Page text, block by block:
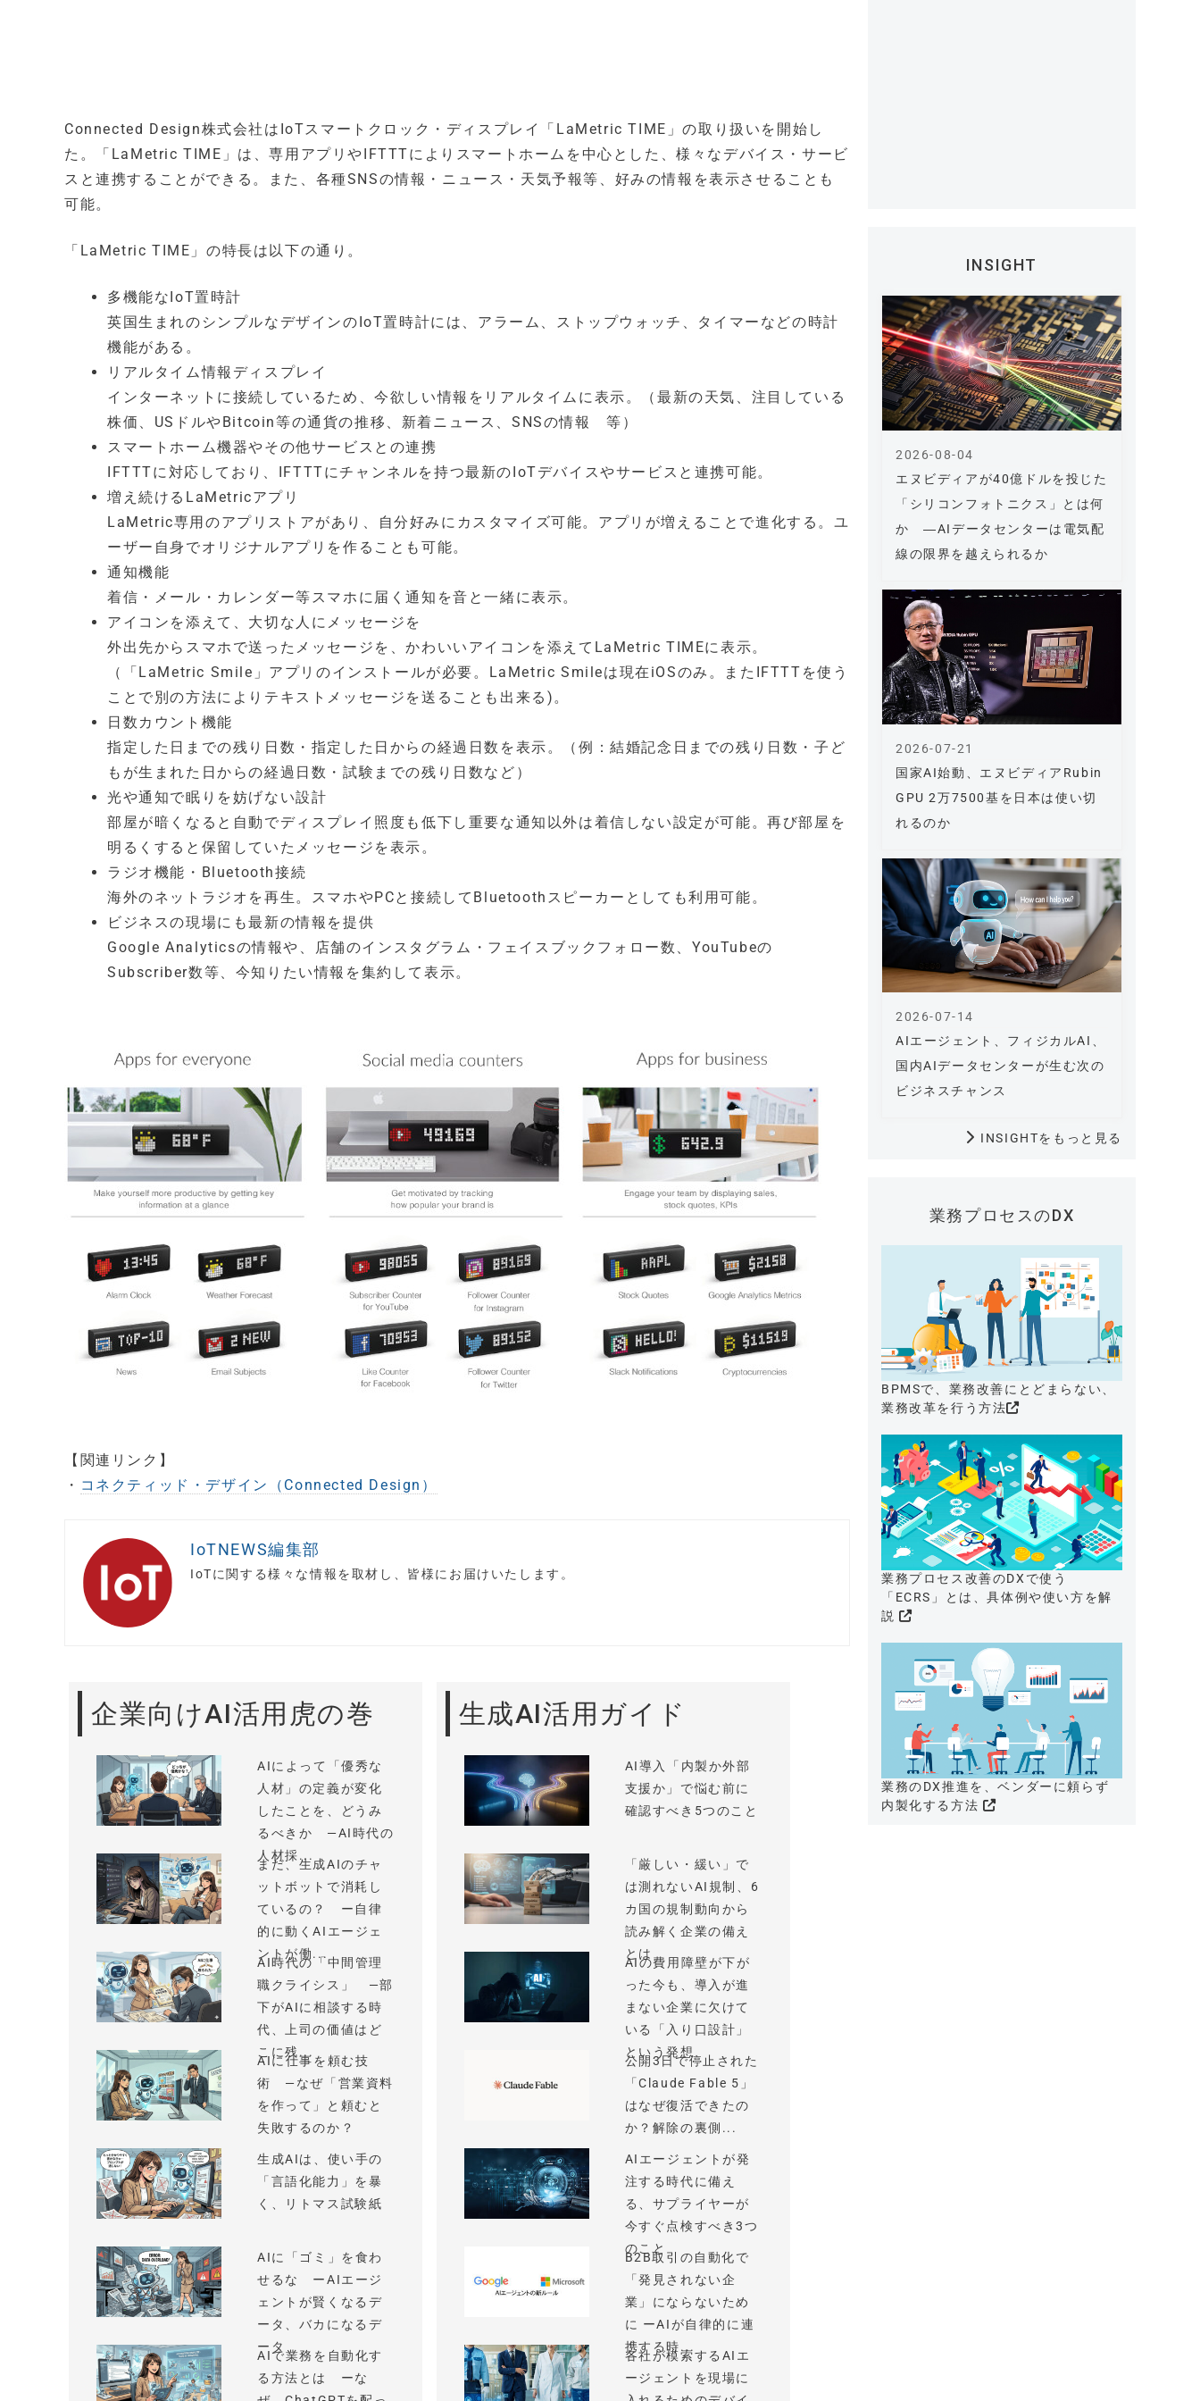
Connected Design株式会社はIoTスマートクロック・ディスプレイ「LaMetric TIME」の取り扱いを開始し
た。「LaMetric TIME」は、専用アプリやIFTTTによりスマートホームを中心とした、様々なデバイス・サービ
スと連携することができる。また、各種SNSの情報・ニュース・天気予報等、好みの情報を表示させることも
可能。
「LaMetric TIME」の特長は以下の通り。
多機能なIoT置時計
英国生まれのシンプルなデザインのIoT置時計には、アラーム、ストップウォッチ、タイマーなどの時計
機能がある。
リアルタイム情報ディスプレイ
インターネットに接続しているため、今欲しい情報をリアルタイムに表示。（最新の天気、注目している
株価、USドルやBitcoin等の通貨の推移、新着ニュース、SNSの情報 等）
スマートホーム機器やその他サービスとの連携
IFTTTに対応しており、IFTTTにチャンネルを持つ最新のIoTデバイスやサービスと連携可能。
増え続けるLaMetricアプリ
LaMetric専用のアプリストアがあり、自分好みにカスタマイズ可能。アプリが増えることで進化する。ユ
ーザー自身でオリジナルアプリを作ることも可能。
通知機能
着信・メール・カレンダー等スマホに届く通知を音と一緒に表示。
アイコンを添えて、大切な人にメッセージを
外出先からスマホで送ったメッセージを、かわいいアイコンを添えてLaMetric TIMEに表示。
（「LaMetric Smile」アプリのインストールが必要。LaMetric Smileは現在iOSのみ。またIFTTTを使う
ことで別の方法によりテキストメッセージを送ることも出来る)。
日数カウント機能
指定した日までの残り日数・指定した日からの経過日数を表示。（例：結婚記念日までの残り日数・子ど
もが生まれた日からの経過日数・試験までの残り日数など）
光や通知で眠りを妨げない設計
部屋が暗くなると自動でディスプレイ照度も低下し重要な通知以外は着信しない設定が可能。再び部屋を
明るくすると保留していたメッセージを表示。
ラジオ機能・Bluetooth接続
海外のネットラジオを再生。スマホやPCと接続してBluetoothスピーカーとしても利用可能。
ビジネスの現場にも最新の情報を提供
Google Analyticsの情報や、店舗のインスタグラム・フェイスブックフォロー数、YouTubeの
Subscriber数等、今知りたい情報を集約して表示。
【関連リンク】
・ コネクティッド・デザイン（Connected Design）
IoTNEWS編集部
IoTに関する様々な情報を取材し、皆様にお届けいたします。
企業向けAI活用虎の巻
AIによって「優秀な
人材」の定義が変化
したことを、どうみ
るべきか —AI時代の
人材採...
まだ、生成AIのチャ
ットボットで消耗し
ているの？ ー自律
的に動くAIエージェ
ントが働...
AI時代の「中間管理
職クライシス」 —部
下がAIに相談する時
代、上司の価値はど
こに残...
AIに仕事を頼む技
術 —なぜ「営業資料
を作って」と頼むと
失敗するのか？
生成AIは、使い手の
「言語化能力」を暴
く、リトマス試験紙
AIに「ゴミ」を食わ
せるな ーAIエージ
ェントが賢くなるデ
ータ、バカになるデ
ータ
AIで業務を自動化す
る方法とは ーな
生成AI活用ガイド
AI導入「内製か外部
支援か」で悩む前に
確認すべき5つのこと
「厳しい・緩い」で
は測れないAI規制、6
カ国の規制動向から
読み解く企業の備え
とは
AIの費用障壁が下が
った今も、導入が進
まない企業に欠けて
いる「入り口設計」
という発想
公開3日で停止された
「Claude Fable 5」
はなぜ復活できたの
か？解除の裏側...
AIエージェントが発
注する時代に備え
る、サプライヤーが
今すぐ点検すべき3つ
のこと
B2B取引の自動化で
「発見されない企
業」にならないため
に ーAIが自律的に連
携する時...
各社が模索するAIエ
ージェントを現場に
INSIGHT
エヌビディアが40億ドルを投じた
「シリコンフォトニクス」とは何
か ―AIデータセンターは電気配
線の限界を越えられるか
2026-08-04
国家AI始動、エヌビディアRubin
GPU 2万7500基を日本は使い切
れるのか
2026-07-21
AIエージェント、フィジカルAI、
国内AIデータセンターが生む次の
ビジネスチャンス
2026-07-14
INSIGHTをもっと見る
業務プロセスのDX
BPMSで、業務改善にとどまらない、
業務改革を行う方法
業務プロセス改善のDXで使う
「ECRS」とは、具体例や使い方を解
説
業務のDX推進を、ベンダーに頼らず
内製化する方法